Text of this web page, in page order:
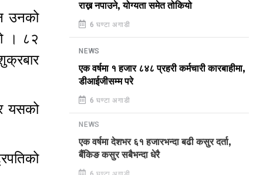
उनको
। ८२
यसको
राख्न नपाउने, योग्यता समेत तोकियो
6 घण्टा अगाडी
NEWS
एक वर्षमा १ हजार ८४८ प्रहरी कर्मचारी कारबाहीमा,
डीआईजीसम्म परे
6 घण्टा अगाडी
NEWS
एक वर्षमा देशभर ६१ हजारभन्दा बढी कसुर दर्ता,
बैंकिङ कसुर सबैभन्दा धेरै